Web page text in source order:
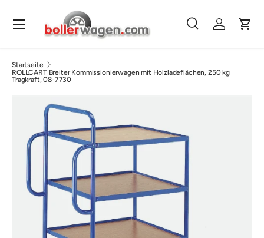
Direkt zum Inhalt
Suchen
SucheEinloggen
Menü
Startseite
ROLLCART Breiter Kommissionierwagen mit Holzladeflächen, 250 kg
Tragkraft, 08-7730